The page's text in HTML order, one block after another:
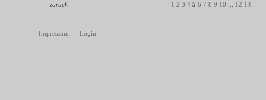
zurück 1 2 3 4 5 6 7 8 9 10 12 14
Impressum Login